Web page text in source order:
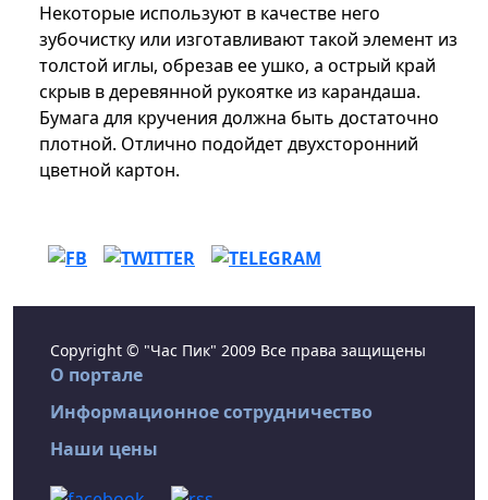
Некоторые используют в качестве него
зубочистку или изготавливают такой элемент из
толстой иглы, обрезав ее ушко, а острый край
скрыв в деревянной рукоятке из карандаша.
Бумага для кручения должна быть достаточно
плотной. Отлично подойдет двухсторонний
цветной картон.
Copyright © "Час Пик" 2009 Все права защищены
О портале
Информационное сотрудничество
Наши цены